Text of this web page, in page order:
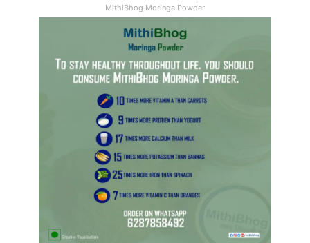
MithiBhog Moringa Powder